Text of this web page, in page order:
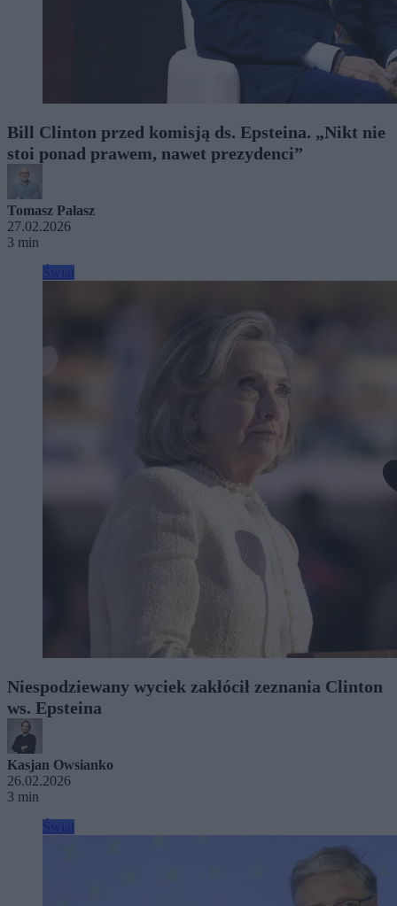
Bill Clinton przed komisją ds. Epsteina. „Nikt nie
stoi ponad prawem, nawet prezydenci”
Tomasz Pałasz
27.02.2026
3 min
Niespodziewany wyciek zakłócił zeznania Clinton
ws. Epsteina
Kasjan Owsianko
26.02.2026
3 min